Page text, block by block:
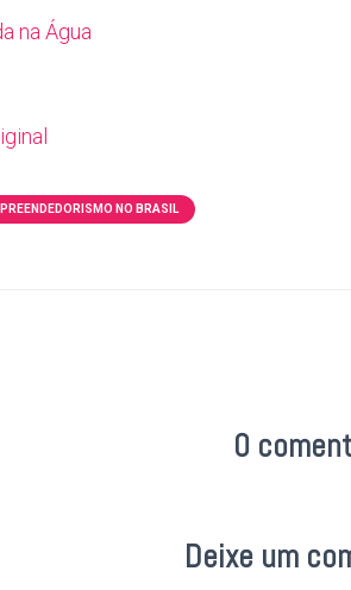
na Água
NO BRASIL
0
Deixe um